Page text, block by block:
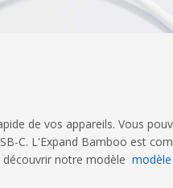
de vos appareils. Vous
C. L'Expand Bamboo est
découvrir notre modèle modèle